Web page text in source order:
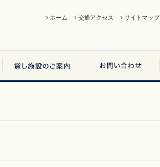
ホーム 交通アクセス サイトマップ